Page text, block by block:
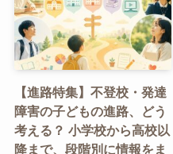
【進路特集】不登校・発達
障害の子どもの進路、どう
考える？ 小学校から高校以
降まで、段階別に情報をま